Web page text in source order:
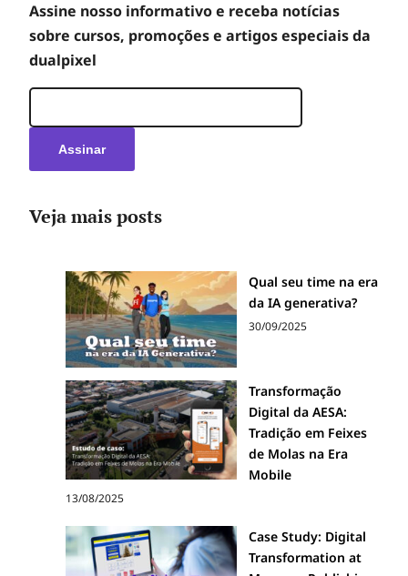
Assine nosso informativo e receba notícias
sobre cursos, promoções e artigos especiais da
dualpixel
Veja mais posts
Qual seu time na era
da IA generativa?
30/09/2025
Transformação
Digital da AESA:
Tradição em Feixes
de Molas na Era
Mobile
13/08/2025
Case Study: Digital
Transformation at